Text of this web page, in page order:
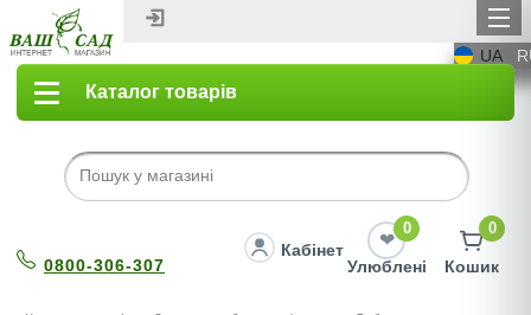
UA
Каталог товарів
0800-306-307
Кабінет
0
Улюблені
0
Кошик